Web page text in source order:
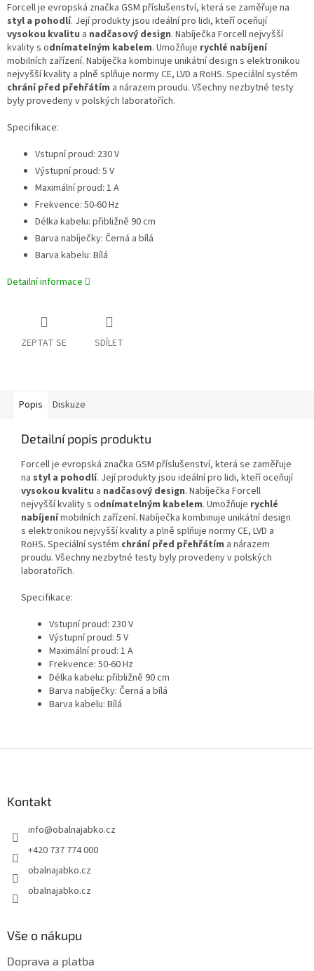
Forcell je evropská značka GSM příslušenství, která se zaměřuje na
styl a pohodlí. Její produkty jsou ideální pro lidi, kteří oceňují
vysokou kvalitu a nadčasový design. Nabíječka Forcell nejvyšší
kvality s odnímatelným kabelem. Umožňuje rychlé nabíjení
mobilních zařízení. Nabíječka kombinuje unikátní design s elektronikou
nejvyšší kvality a plně splňuje normy CE, LVD a RoHS. Speciální systém
chrání před přehřátím a nárazem proudu. Všechny nezbytné testy
byly provedeny v polských laboratořích.
Specifikace:
Vstupní proud: 230 V
Výstupní proud: 5 V
Maximální proud: 1 A
Frekvence: 50-60 Hz
Délka kabelu: přibližně 90 cm
Barva nabíječky: Černá a bílá
Barva kabelu: Bílá
Detailní informace
ZEPTAT SE SDÍLET
Popis Diskuze
Detailní popis produktu
Forcell je evropská značka GSM příslušenství, která se zaměřuje
na styl a pohodlí. Její produkty jsou ideální pro lidi, kteří oceňují
vysokou kvalitu a nadčasový design. Nabíječka Forcell
nejvyšší kvality s odnímatelným kabelem. Umožňuje rychlé
nabíjenímobilních zařízení. Nabíječka kombinuje unikátní design
s elektronikou nejvyšší kvality a plně splňuje normy CE, LVD a
RoHS. Speciální systém chrání před přehřátím a nárazem
proudu. Všechny nezbytné testy byly provedeny v polských
laboratořích.
Specifikace:
Vstupní proud: 230 V
Výstupní proud: 5 V
Maximální proud: 1 A
Frekvence: 50-60 Hz
Délka kabelu: přibližně 90 cm
Barva nabíječky: Černá a bílá
Barva kabelu: Bílá
Kontakt
info@obalnajabko.cz
+420 737 774 000
obalnajabko.cz
obalnajabko.cz
Vše o nákupu
Doprava a platba